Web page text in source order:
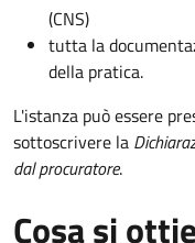
(CNS)
tutta la
della pratica.
L'istanza può essere
sottoscrivere la
dal procuratore.
Cosa si